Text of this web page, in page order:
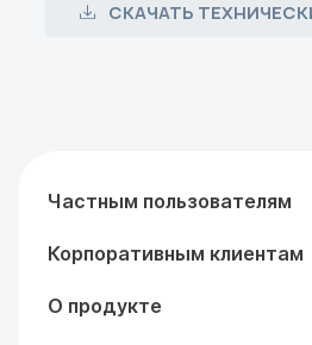
СКАЧАТЬ
Частным пользователям
Корпоративным клиентам
О продукте